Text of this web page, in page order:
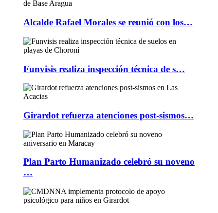
Alcalde Rafael Morales se reunió con los…
Funvisis realiza inspección técnica de s…
Girardot refuerza atenciones post-sismos…
Plan Parto Humanizado celebró su noveno
…